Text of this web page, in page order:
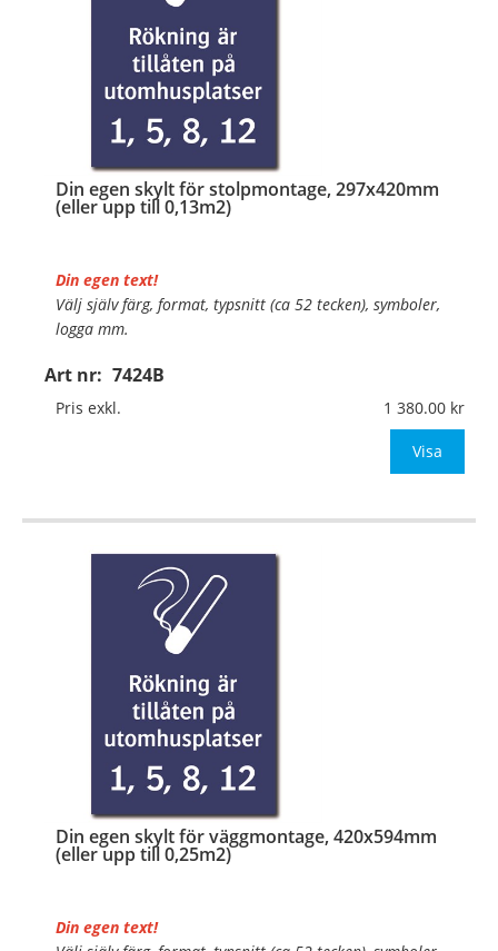
Din egen skylt för stolpmontage, 297x420mm
(eller upp till 0,13m2)
Art nr: 7424B
Din egen text!
Välj själv färg, format, typsnitt (ca 52 tecken), symboler,
logga mm.
Material:Kantvikt aluminium, 2mm (stolpmontage)
Mått:297x420mm (eller annat mått upp till 0,13m²)
Pris exkl. 1 380.00
Visa
Din egen skylt för väggmontage, 420x594mm
(eller upp till 0,25m2)
Din egen text!